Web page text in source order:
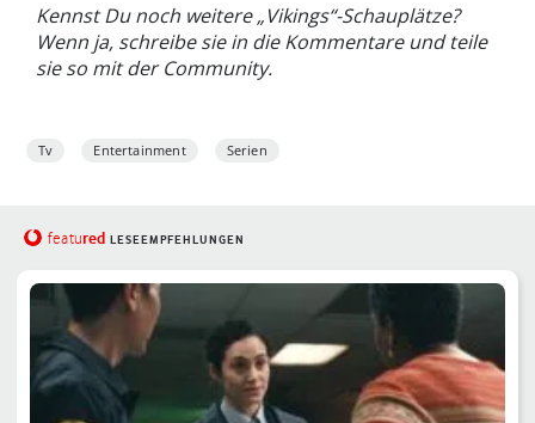
Kennst Du noch weitere „Vikings“-Schauplätze?
Wenn ja, schreibe sie in die Kommentare und teile
sie so mit der Community.
Tv Entertainment Serien
featured LESEEMPFEHLUNGEN